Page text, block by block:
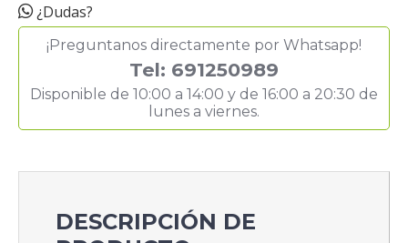
¿Dudas?
¡Preguntanos directamente por Whatsapp!
Tel: 691250989
Disponible de 10:00 a 14:00 y de 16:00 a 20:30 de
lunes a viernes.
DESCRIPCIÓN DE